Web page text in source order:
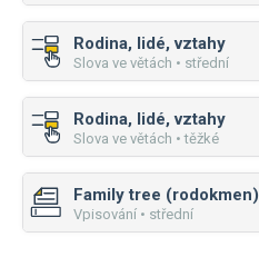
Rodina, lidé, vztahy
Slova ve větách • střední
Rodina, lidé, vztahy
Slova ve větách • těžké
Family tree (rodokmen)
Vpisování • střední